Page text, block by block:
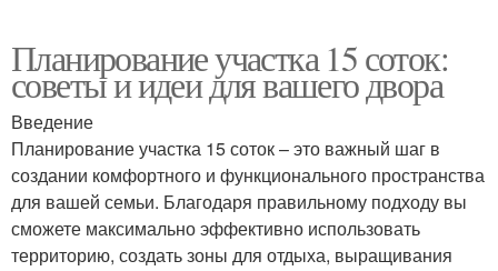
Планирование участка 15 соток:
советы и идеи для вашего двора
Введение
Планирование участка 15 соток – это важный шаг в
создании комфортного и функционального пространства
для вашей семьи. Благодаря правильному подходу вы
сможете максимально эффективно использовать
территорию, создать зоны для отдыха, выращивания